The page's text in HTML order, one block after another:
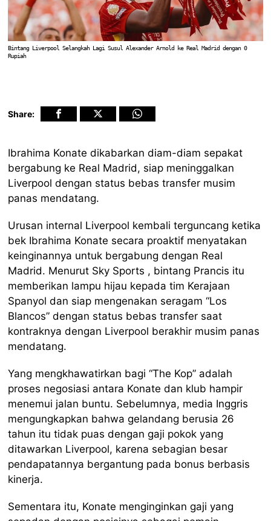
Bintang Liverpool Selangkah Lagi Susul Alexander Arnold ke Real Madrid dengan 0
Rupiah
Share:
Ibrahima Konate dikabarkan diam-diam sepakat
bergabung ke Real Madrid, siap meninggalkan
Liverpool dengan status bebas transfer musim
panas mendatang.
Urusan internal Liverpool kembali terguncang ketika
bek Ibrahima Konate secara proaktif menyatakan
keinginannya untuk bergabung dengan Real
Madrid. Menurut Sky Sports , bintang Prancis itu
memberikan lampu hijau kepada tim Kerajaan
Spanyol dan siap mengenakan seragam “Los
Blancos” dengan status bebas transfer saat
kontraknya dengan Liverpool berakhir musim panas
mendatang.
Yang mengkhawatirkan bagi “The Kop” adalah
proses negosiasi antara Konate dan klub hampir
menemui jalan buntu. Sebelumnya, media Inggris
mengungkapkan bahwa gelandang berusia 26
tahun itu tidak puas dengan gaji pokok yang
ditawarkan Liverpool, karena sebagian besar
pendapatannya bergantung pada bonus berbasis
kinerja.
Sementara itu, Konate menginginkan gaji yang